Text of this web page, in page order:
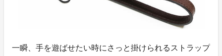
一瞬、手を遊ばせたい時にさっと掛けられるストラップ